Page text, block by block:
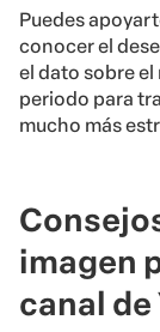
Puedes
conocer el
el dato sobre
periodo para
mucho más
imagen
canal de